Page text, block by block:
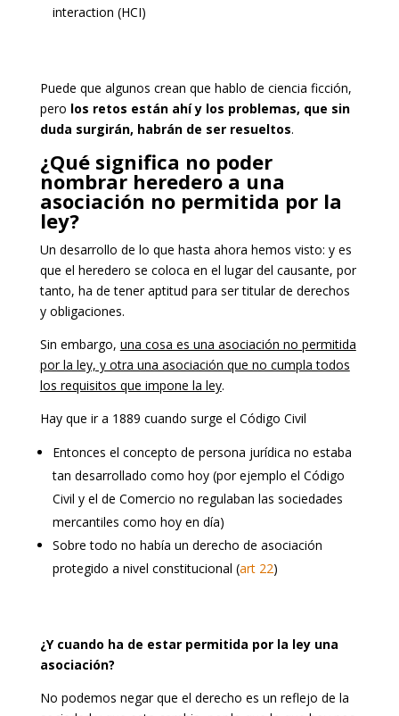
interaction (HCI)
Puede que algunos crean que hablo de ciencia ficción,
pero los retos están ahí y los problemas, que sin
duda surgirán, habrán de ser resueltos.
¿Qué significa no poder
nombrar heredero a una
asociación no permitida por la
ley?
Un desarrollo de lo que hasta ahora hemos visto: y es
que el heredero se coloca en el lugar del causante, por
tanto, ha de tener aptitud para ser titular de derechos
y obligaciones.
Sin embargo, una cosa es una asociación no permitida
por la ley, y otra una asociación que no cumpla todos
los requisitos que impone la ley.
Hay que ir a 1889 cuando surge el Código Civil
Entonces el concepto de persona jurídica no estaba
tan desarrollado como hoy (por ejemplo el Código
Civil y el de Comercio no regulaban las sociedades
mercantiles como hoy en día)
Sobre todo no había un derecho de asociación
protegido a nivel constitucional (art 22)
¿Y cuando ha de estar permitida por la ley una
asociación?
No podemos negar que el derecho es un reflejo de la